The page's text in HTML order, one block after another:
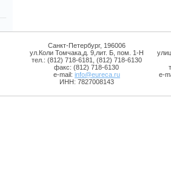
Санкт-Петербург, 196006
ул.Коли Томчака,д. 9,лит. Б, пом. 1-Н
тел.: (812) 718-6181, (812) 718-6130
факс: (812) 718-6130
e-mail: info@eureca.ru
ИНН: 7827008143
e-